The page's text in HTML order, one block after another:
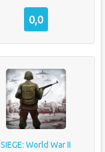
0,0
SIEGE: World War II